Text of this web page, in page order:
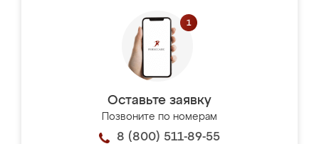
Оставьте заявку
Позвоните по номерам
8 (800) 511-89-55